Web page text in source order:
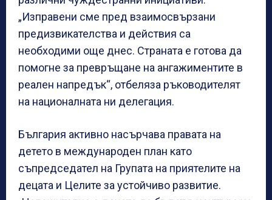
„Изправени сме пред взаимосвързани
предизвикателства и действия са
необходими още днес. Страната е готова да
помогне за превръщане на ангажиментите в
реален напредък“, отбеляза ръководителят
на националната ни делегация.
България активно насърчава правата на
детето в международен план като
съпредседател на Групата на приятелите на
децата и Целите за устойчиво развитие.